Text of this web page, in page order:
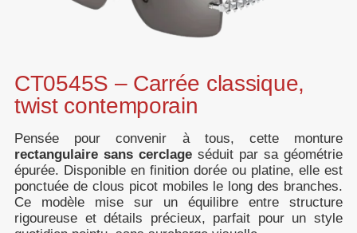
CT0545S – Carrée classique,
twist contemporain
Pensée pour convenir à tous, cette monture
rectangulaire sans cerclage séduit par sa géométrie
épurée. Disponible en finition dorée ou platine, elle est
ponctuée de clous picot mobiles le long des branches.
Ce modèle mise sur un équilibre entre structure
rigoureuse et détails précieux, parfait pour un style